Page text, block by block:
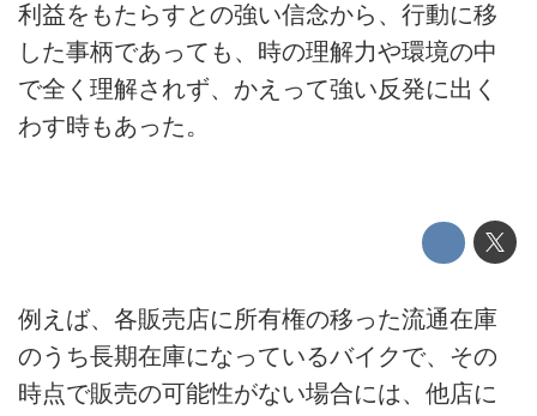
利益をもたらすとの強い信念から、行動に移
した事柄であっても、時の理解力や環境の中
で全く理解されず、かえって強い反発に出く
わす時もあった。
例えば、各販売店に所有権の移った流通在庫
のうち長期在庫になっているバイクで、その
時点で販売の可能性がない場合には、他店に